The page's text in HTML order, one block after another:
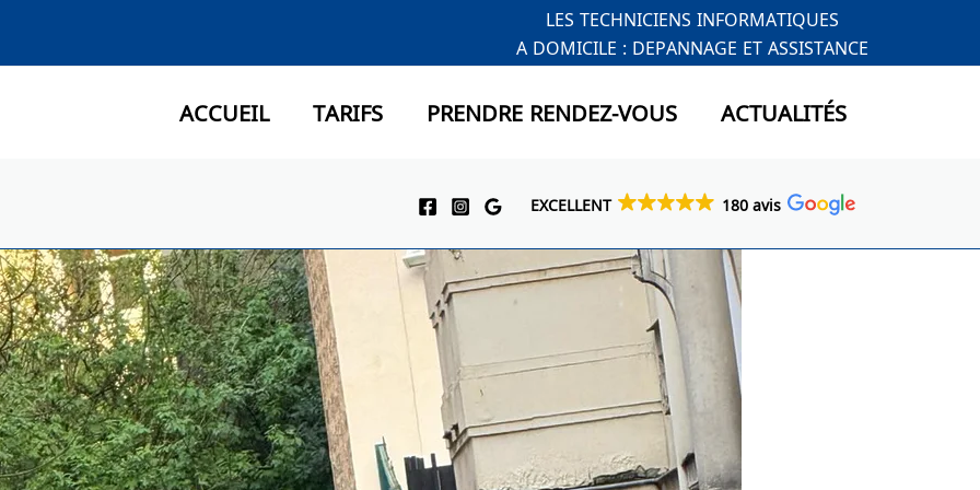
LES TECHNICIENS INFORMATIQUES
A DOMICILE : DEPANNAGE ET ASSISTANCE
ACCUEIL TARIFS PRENDRE RENDEZ-VOUS ACTUALITÉS
EXCELLENT 180 avis